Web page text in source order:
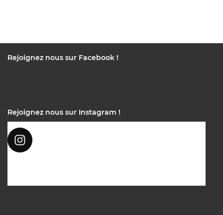
Rejoignez nous sur Facebook !
Rejoignez nous sur Instagram !